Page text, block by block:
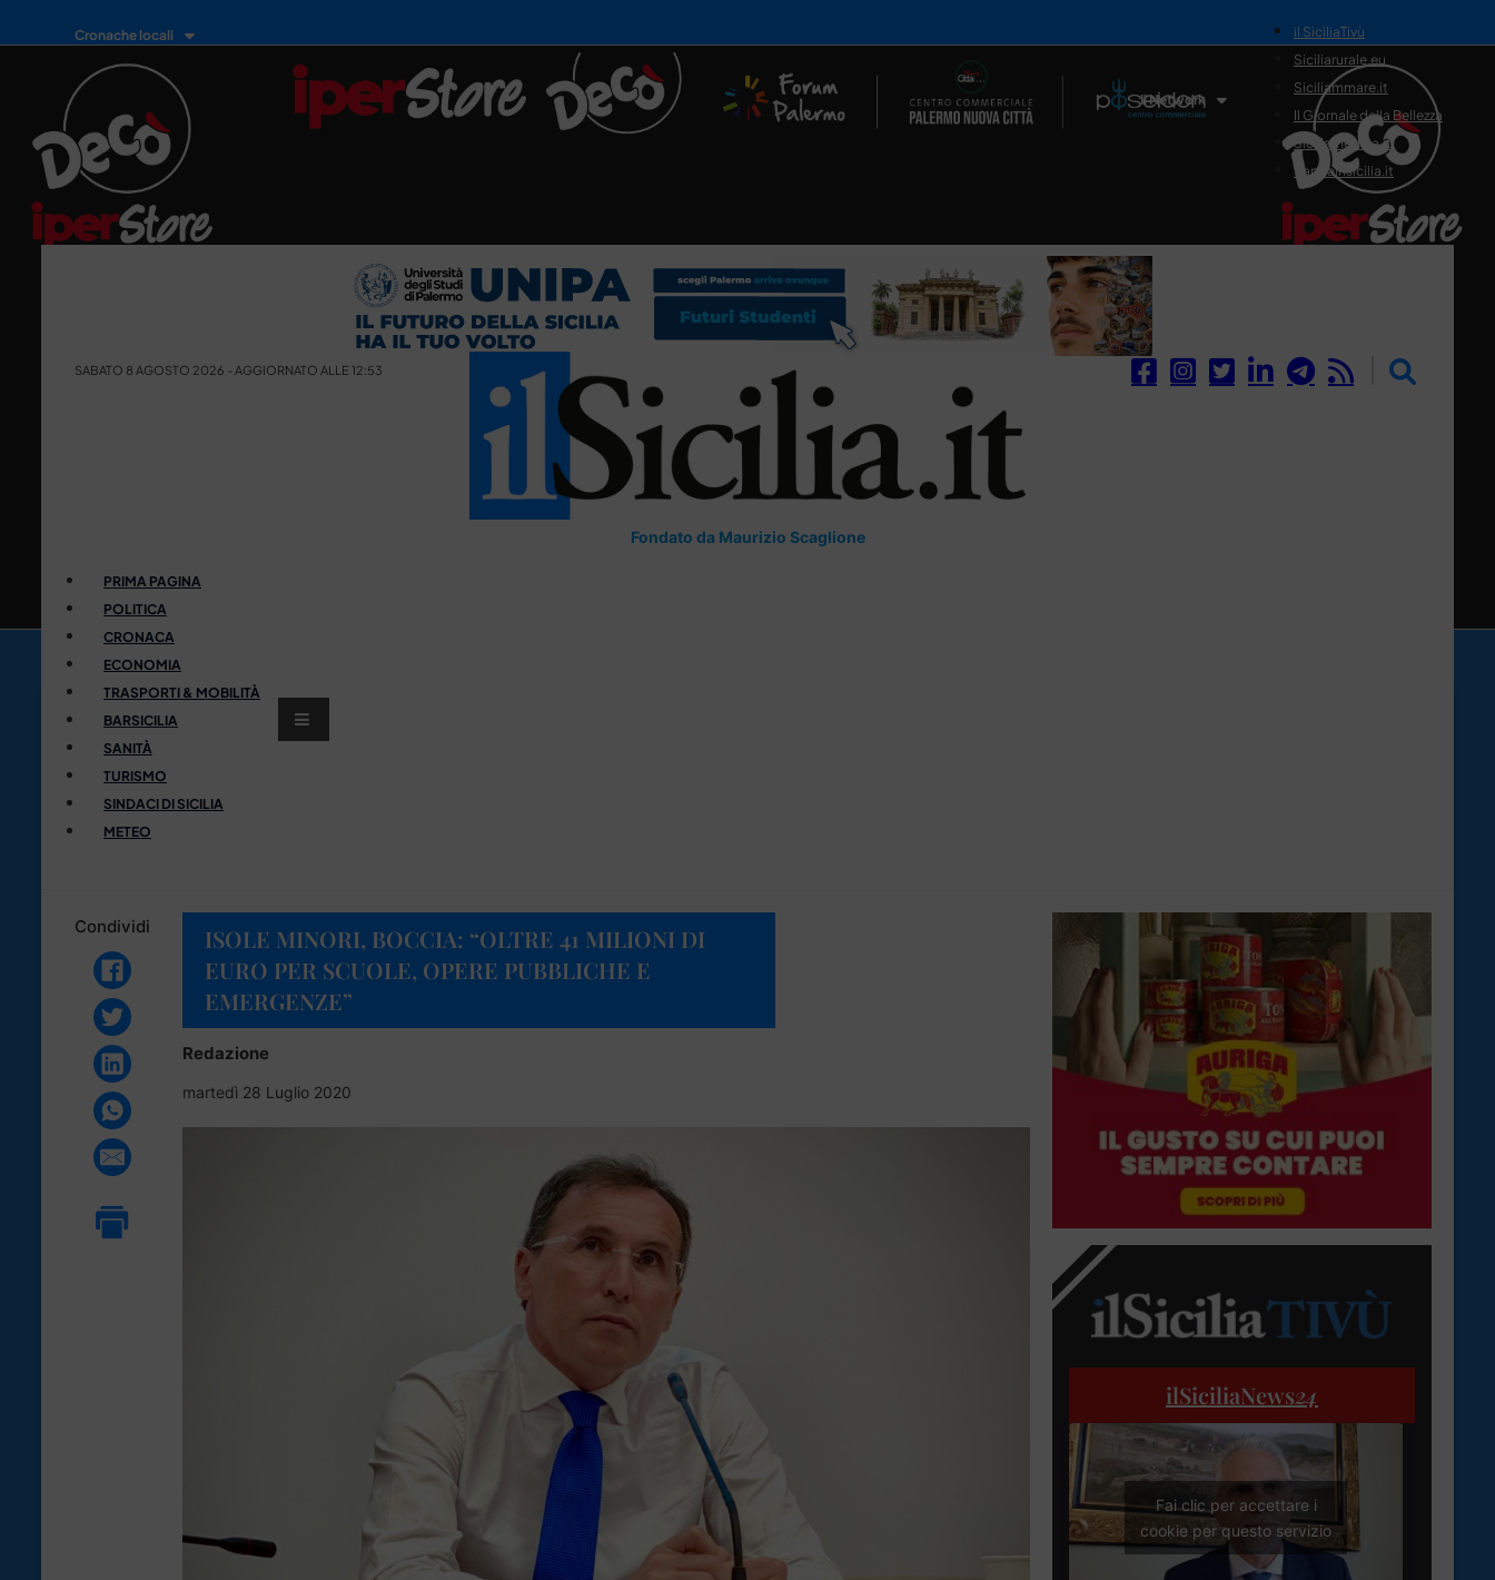
Cronache locali
Il Network
il SiciliaTivù
Siciliarurale.eu
Siciliammare.it
Il Giornale della Bellezza
Siciliamedica.it
Sanitainsicilia.it
SABATO 8 AGOSTO 2026 - AGGIORNATO ALLE 12:53
Fondato da Maurizio Scaglione
PRIMA PAGINA
POLITICA
CRONACA
ECONOMIA
TRASPORTI & MOBILITÀ
BARSICILIA
SANITÀ
TURISMO
SINDACI DI SICILIA
METEO
Condividi
ISOLE MINORI, BOCCIA: “OLTRE 41 MILIONI DI
EURO PER SCUOLE, OPERE PUBBLICHE E
EMERGENZE”
Redazione
martedì 28 Luglio 2020
ilSiciliaNews24
Fai clic per accettare i
cookie per questo servizio